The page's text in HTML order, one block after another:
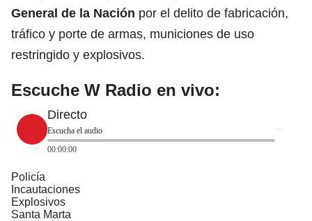
General de la Nación por el delito de fabricación,
tráfico y porte de armas, municiones de uso
restringido y explosivos.
Escuche W Radio en vivo:
Directo
Escucha el audio
00:00:00
Policía
Incautaciones
Explosivos
Santa Marta